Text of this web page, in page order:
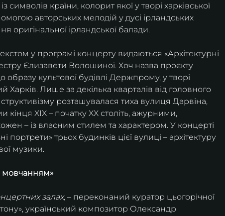
символів країни, колорит якої у творі харківської
авторських мелодій у дусі ірландських
оригінальної ірландської балади.
у програмі концерту видаються «Архітектурні
Єлизавети Волошиної. Хоч назва проєкту
образу культової будівлі Держпрому, у творі
Харків. Лише за декілька кварталів від головного
розташувалася тиха вулиця Дарвіна,
XIX – початку XX століть, ажурними,
– із власним стилем та характером. У концерті
портрети» трьох будинків цієї вулиці – архітектуру
музики.
мовчанням»
залах, – переконаний куратор цьогорічної
український композитор Олександр